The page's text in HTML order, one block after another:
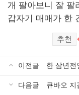
개 팔아보니 잘 팔
갑자기 매매가 한
추천
이전글 한 삼년전
다음글 큐바오 지